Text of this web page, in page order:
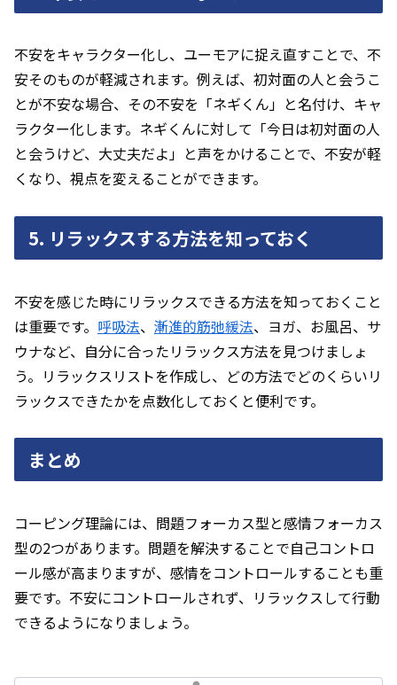
不安をキャラクター化し、ユーモアに捉え直すことで、不
安そのものが軽減されます。例えば、初対面の人と会うこ
とが不安な場合、その不安を「ネギくん」と名付け、キャ
ラクター化します。ネギくんに対して「今日は初対面の人
と会うけど、大丈夫だよ」と声をかけることで、不安が軽
くなり、視点を変えることができます。
5. リラックスする方法を知っておく
不安を感じた時にリラックスできる方法を知っておくこと
は重要です。 呼吸法、 漸進的筋弛緩法、ヨガ、お風呂、サ
ウナなど、自分に合ったリラックス方法を見つけましょ
う。リラックスリストを作成し、どの方法でどのくらいリ
ラックスできたかを点数化しておくと便利です。
まとめ
コーピング理論には、問題フォーカス型と感情フォーカス
型の2つがあります。問題を解決することで自己コントロ
ール感が高まりますが、感情をコントロールすることも重
要です。不安にコントロールされず、リラックスして行動
できるようになりましょう。